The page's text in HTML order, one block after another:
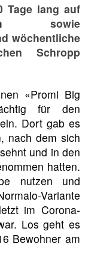
Tage lang auf
sowie
wöchentliche
Schropp
«Promi Big
für den
Dort gab es
nach dem sich
und in den
hatten.
nutzen und
Variante
im Corona-
Los geht es
Bewohner am